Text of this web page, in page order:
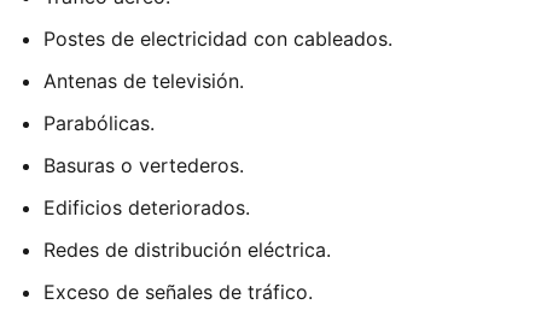
Postes de electricidad con cableados.
Antenas de televisión.
Parabólicas.
Basuras o vertederos.
Edificios deteriorados.
Redes de distribución eléctrica.
Exceso de señales de tráfico.